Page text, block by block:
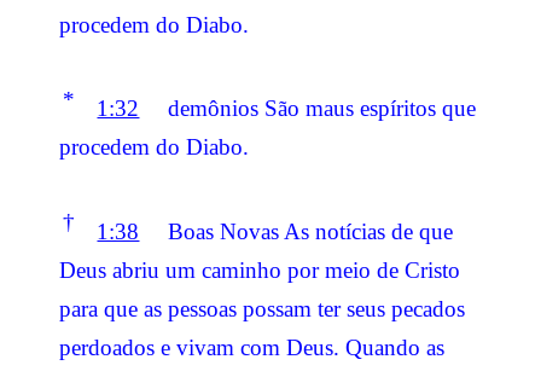
procedem do Diabo.
* 1:32
demônios São maus espíritos que
procedem do Diabo.
† 1:38
Boas Novas As notícias de que
Deus abriu um caminho por meio de Cristo
para que as pessoas possam ter seus pecados
perdoados e vivam com Deus. Quando as